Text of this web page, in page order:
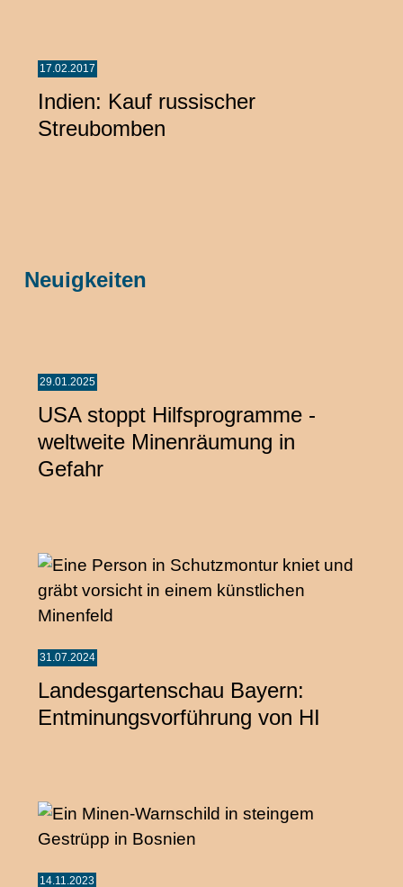
17.02.2017
Indien: Kauf russischer
Streubomben
Neuigkeiten
29.01.2025
USA stoppt Hilfsprogramme -
weltweite Minenräumung in
Gefahr
31.07.2024
Landesgartenschau Bayern:
Entminungsvorführung von HI
14.11.2023